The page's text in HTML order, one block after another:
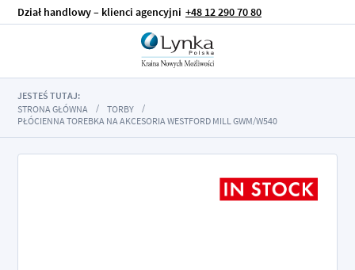
Dział handlowy – klienci agencyjni +48 12 290 70 80
JESTEŚ TUTAJ:
STRONA GŁÓWNA
TORBY
PŁÓCIENNA TOREBKA NA AKCESORIA WESTFORD MILL GWM/W540